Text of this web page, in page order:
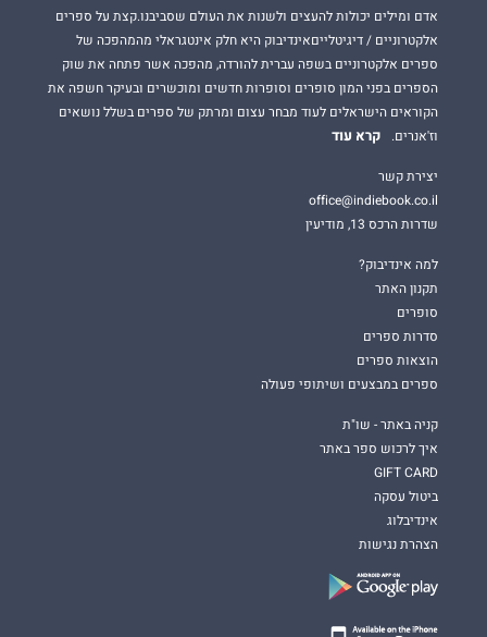
אדם ומילים יכולות להעצים ולשנות את העולם שסביבנו.קצת על ספרים
אלקטרוניים / דיגיטלייםאינדיבוק היא חלק אינטגראלי מהמהפכה של
ספרים אלקטרוניים בשפה עברית להורדה, מהפכה אשר פתחה את שוק
הספרים בפני המון סופרים וסופרות חדשים ומוכשרים ובעיקר חשפה את
הקוראים הישראלים לעוד מבחר עצום ומרתק של ספרים בשלל נושאים
וז'אנרים.
קרא עוד
יצירת קשר
office@indiebook.co.il
שדרות הרכס 13, מודיעין
למה אינדיבוק?
תקנון האתר
סופרים
סדרות ספרים
הוצאות ספרים
ספרים במבצעים ושיתופי פעולה
קניה באתר - שו"ת
איך לרכוש ספר באתר
GIFT CARD
ביטול עסקה
אינדיבלוג
הצהרת נגישות